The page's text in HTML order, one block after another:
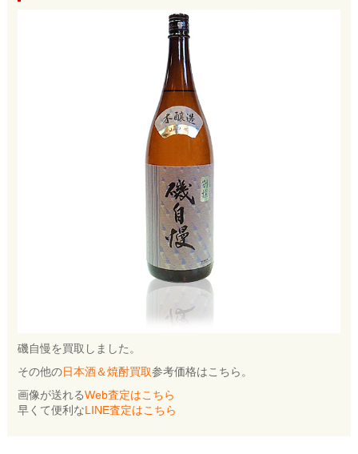
磯自慢を買取しました。
その他の日本酒＆焼酎買取参考価格はこちら。
画像が送れるWeb査定はこちら
早くて便利なLINE査定はこちら